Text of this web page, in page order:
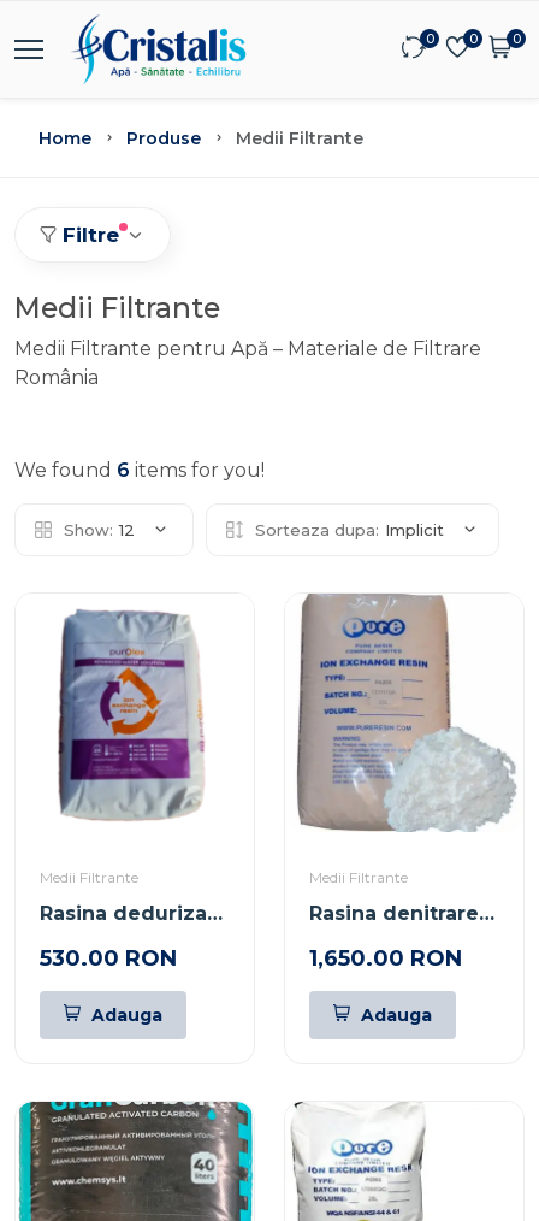
0 0 0
Home Produse Medii Filtrante
Filtre
Medii Filtrante
Medii Filtrante pentru Apă – Materiale de Filtrare
România
We found 6 items for you!
Show: 12 Sorteaza dupa: Implicit
Medii Filtrante
Rasina dedurizare Purolex
530.00 RON
Adauga
Medii Filtrante
Rasina denitrare PA-202
1,650.00 RON
Adauga